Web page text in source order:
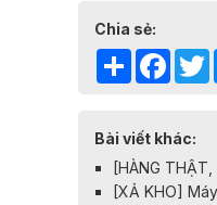
Chia sẻ:
Share
Bài viết khác:
[HÀNG
[XẢ KHO]